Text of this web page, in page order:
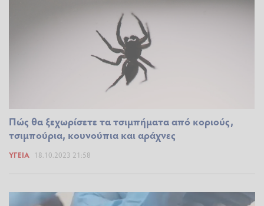
Πώς θα ξεχωρίσετε τα τσιμπήματα από κοριούς,
τσιμπούρια, κουνούπια και αράχνες
ΥΓΕΊΑ 18.10.2023 21:58